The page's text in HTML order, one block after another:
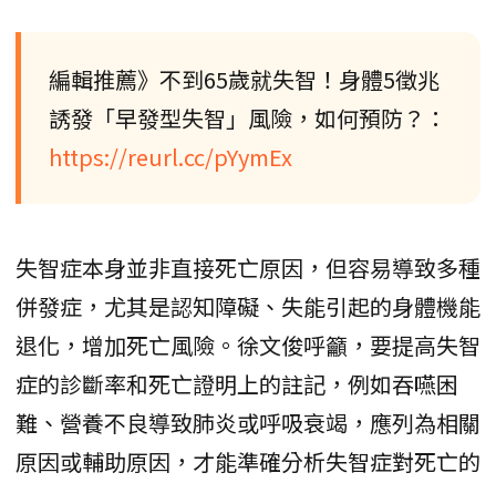
編輯推薦》不到65歲就失智！身體5徵兆
誘發「早發型失智」風險，如何預防？：
https://reurl.cc/pYymEx
失智症本身並非直接死亡原因，但容易導致多種
併發症，尤其是認知障礙、失能引起的身體機能
退化，增加死亡風險。徐文俊呼籲，要提高失智
症的診斷率和死亡證明上的註記，例如吞嚥困
難、營養不良導致肺炎或呼吸衰竭，應列為相關
原因或輔助原因，才能準確分析失智症對死亡的